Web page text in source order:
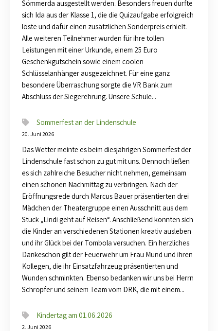
Sömmerda ausgestellt werden. Besonders freuen durfte
sich Ida aus der Klasse 1, die die Quizaufgabe erfolgreich
löste und dafür einen zusätzlichen Sonderpreis erhielt.
Alle weiteren Teilnehmer wurden für ihre tollen
Leistungen mit einer Urkunde, einem 25 Euro
Geschenkgutschein sowie einem coolen
Schlüsselanhänger ausgezeichnet. Für eine ganz
besondere Überraschung sorgte die VR Bank zum
Abschluss der Siegerehrung. Unsere Schule...
Sommerfest an der Lindenschule
20. Juni 2026
Das Wetter meinte es beim diesjährigen Sommerfest der
Lindenschule fast schon zu gut mit uns. Dennoch ließen
es sich zahlreiche Besucher nicht nehmen, gemeinsam
einen schönen Nachmittag zu verbringen. Nach der
Eröffnungsrede durch Marcus Bauer präsentierten drei
Mädchen der Theatergruppe einen Ausschnitt aus dem
Stück „Lindi geht auf Reisen“. Anschließend konnten sich
die Kinder an verschiedenen Stationen kreativ ausleben
und ihr Glück bei der Tombola versuchen. Ein herzliches
Dankeschön gilt der Feuerwehr um Frau Mund und ihren
Kollegen, die ihr Einsatzfahrzeug präsentierten und
Wunden schminkten. Ebenso bedanken wir uns bei Herrn
Schröpfer und seinem Team vom DRK, die mit einem...
Kindertag am 01.06.2026
2. Juni 2026